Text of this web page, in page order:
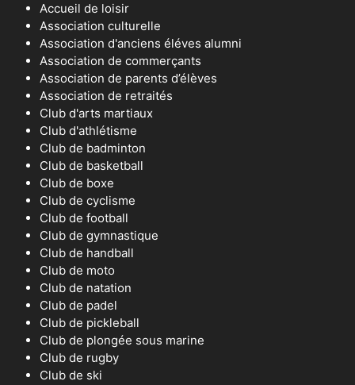
Accueil de loisir
Association culturelle
Association d'anciens éléves alumni
Association de commerçants
Association de parents d’élèves
Association de retraités
Club d'arts martiaux
Club d'athlétisme
Club de badminton
Club de basketball
Club de boxe
Club de cyclisme
Club de football
Club de gymnastique
Club de handball
Club de moto
Club de natation
Club de padel
Club de pickleball
Club de plongée sous marine
Club de rugby
Club de ski